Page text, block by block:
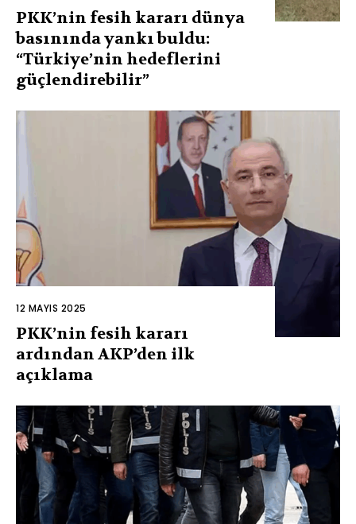
PKK’nin fesih kararı dünya
basınında yankı buldu:
“Türkiye’nin hedeflerini
güçlendirebilir”
12 MAYIS 2025
PKK’nin fesih kararı
ardından AKP’den ilk
açıklama